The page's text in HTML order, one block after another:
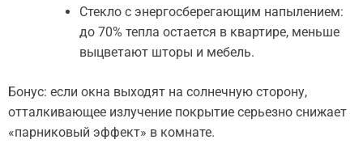
Стекло с энергосберегающим напылением:
до 70% тепла остается в квартире, меньше
выцветают шторы и мебель.
Бонус: если окна выходят на солнечную сторону,
отталкивающее излучение покрытие серьезно снижает
«парниковый эффект» в комнате.